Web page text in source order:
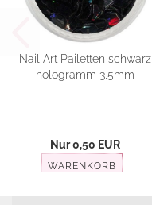
Nail Art Pailetten schwarz
hologramm 3,5mm
Nur 0,50 EUR
WARENKORB